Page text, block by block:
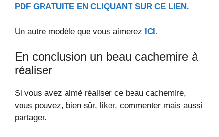
PDF GRATUITE EN CLIQUANT SUR CE LIEN.
Un autre modèle que vous aimerez ICI.
En conclusion un beau cachemire à
réaliser
Si vous avez aimé réaliser ce beau cachemire,
vous pouvez, bien sûr, liker, commenter mais aussi
partager.